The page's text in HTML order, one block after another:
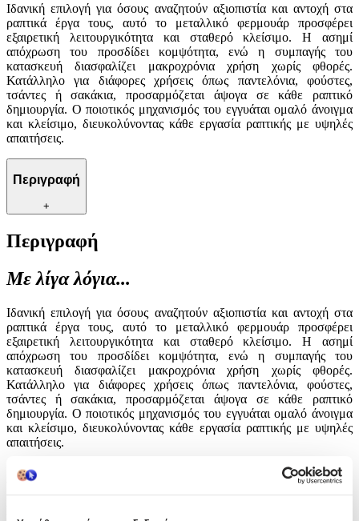
Ιδανική επιλογή για όσους αναζητούν αξιοπιστία και αντοχή στα
ραπτικά έργα τους, αυτό το μεταλλικό φερμουάρ προσφέρει
εξαιρετική λειτουργικότητα και σταθερό κλείσιμο. Η ασημί
απόχρωση του προσδίδει κομψότητα, ενώ η συμπαγής του
κατασκευή διασφαλίζει μακροχρόνια χρήση χωρίς φθορές.
Κατάλληλο για διάφορες χρήσεις όπως παντελόνια, φούστες,
τσάντες ή σακάκια, προσαρμόζεται άψογα σε κάθε ραπτικό
δημιουργία. Ο ποιοτικός μηχανισμός του εγγυάται ομαλό άνοιγμα
και κλείσιμο, διευκολύνοντας κάθε εργασία ραπτικής με υψηλές
απαιτήσεις.
Περιγραφή
+
Περιγραφή
Με λίγα λόγια...
Ιδανική επιλογή για όσους αναζητούν αξιοπιστία και αντοχή στα
ραπτικά έργα τους, αυτό το μεταλλικό φερμουάρ προσφέρει
εξαιρετική λειτουργικότητα και σταθερό κλείσιμο. Η ασημί
απόχρωση του προσδίδει κομψότητα, ενώ η συμπαγής του
κατασκευή διασφαλίζει μακροχρόνια χρήση χωρίς φθορές.
Κατάλληλο για διάφορες χρήσεις όπως παντελόνια, φούστες,
τσάντες ή σακάκια, προσαρμόζεται άψογα σε κάθε ραπτικό
δημιουργία. Ο ποιοτικός μηχανισμός του εγγυάται ομαλό άνοιγμα
και κλείσιμο, διευκολύνοντας κάθε εργασία ραπτικής με υψηλές
απαιτήσεις.
Χαρακτηριστικά